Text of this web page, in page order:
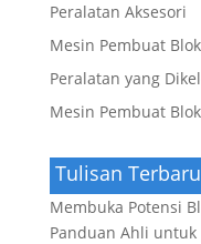
Peralatan Aksesori
Mesin Pembuat
Peralatan yang
Mesin Pembuat
Tulisan Terbaru
Membuka Potensi
Panduan Ahli untuk